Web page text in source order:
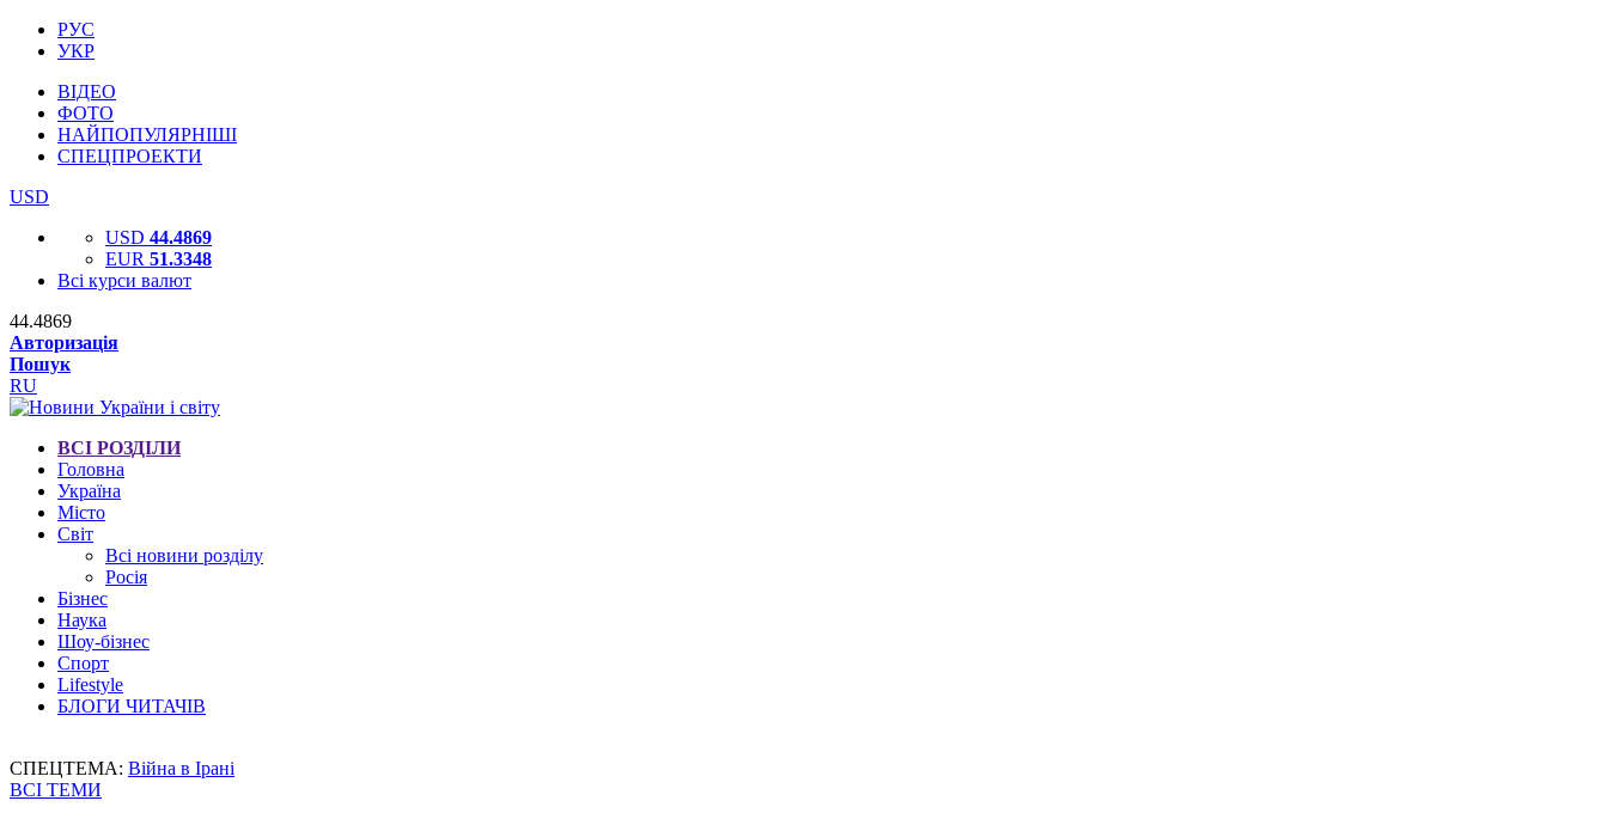
РУС
УКР
ВІДЕО
ФОТО
НАЙПОПУЛЯРНІШІ
СПЕЦПРОЕКТИ
USD
USD 44.4869
EUR 51.3348
Всі курси валют
44.4869
Авторизація
Пошук
RU
ВСІ РОЗДІЛИ
Головна
Україна
Місто
Світ
Всі новини розділу
Росія
Бізнес
Наука
Шоу-бізнес
Спорт
Lifestyle
БЛОГИ ЧИТАЧІВ
СПЕЦТЕМА: Війна в Ірані
ВСІ ТЕМИ